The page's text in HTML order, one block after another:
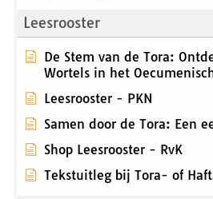
Leesrooster
De Stem van de Tora:
Wortels in het
Leesrooster - PKN
Samen door de Tora: Een
Shop Leesrooster - RvK
Tekstuitleg bij Tora- of